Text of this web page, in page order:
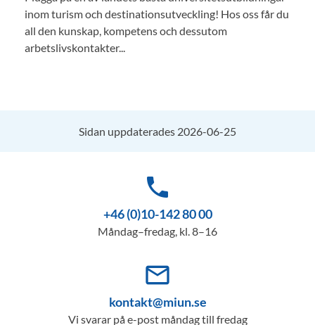
inom turism och destinationsutveckling! Hos oss får du
all den kunskap, kompetens och dessutom
arbetslivskontakter...
Sidan uppdaterades 2026-06-25
phone
+46 (0)10-142 80 00
Måndag–fredag, kl. 8–16
mail_outline
kontakt@miun.se
Vi svarar på e-post måndag till fredag